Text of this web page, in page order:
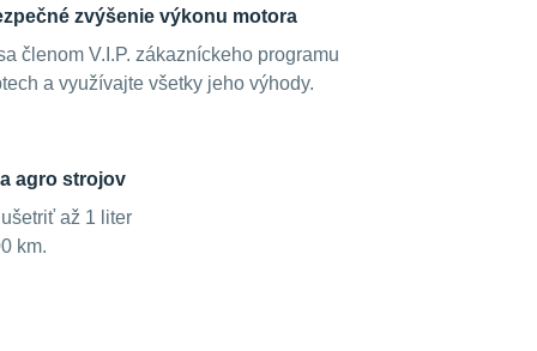
zvýšenie výkonu motora
členom V.I.P. zákazníckeho programu
a využívajte všetky jeho výhody.
agro strojov
až 1 liter
km.